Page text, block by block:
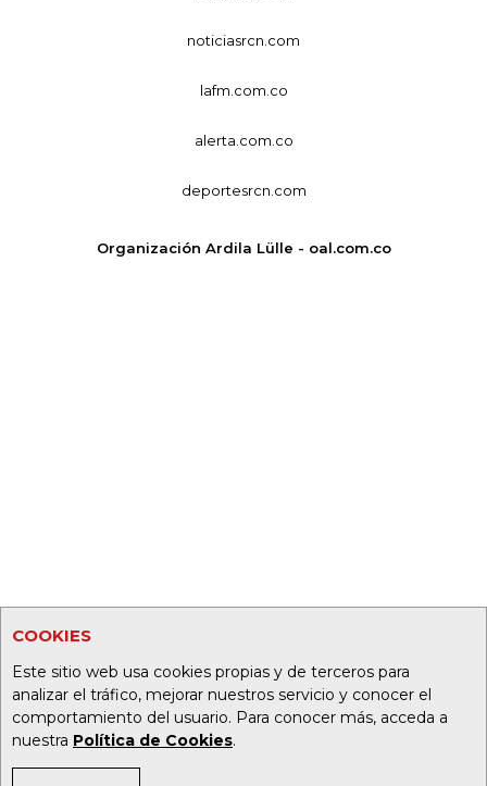
COOKIES
Este sitio web usa cookies propias y de terceros para
analizar el tráfico, mejorar nuestros servicio y conocer el
comportamiento del usuario. Para conocer más, acceda a
nuestra Política de Cookies.
noticiasrcn.com
lafm.com.co
alerta.com.co
deportesrcn.com
Organización Ardila Lülle - oal.com.co